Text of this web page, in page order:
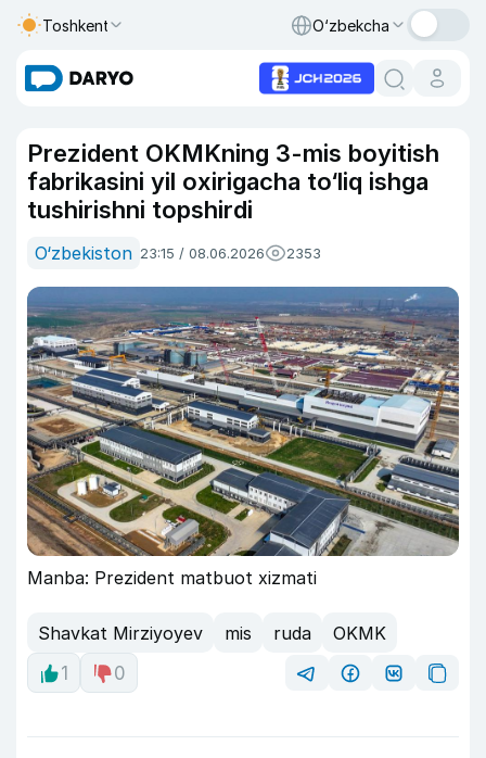
Toshkent O‘zbekcha
Prezident OKMKning 3-mis boyitish
fabrikasini yil oxirigacha to‘liq ishga
tushirishni topshirdi
O‘zbekiston 23:15 / 08.06.2026 2353
Manba: Prezident matbuot xizmati
Shavkat Mirziyoyev mis ruda
OKMK
1
0